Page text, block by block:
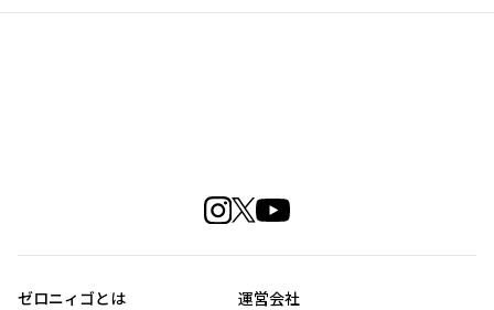
ゼロニィゴとは
運営会社